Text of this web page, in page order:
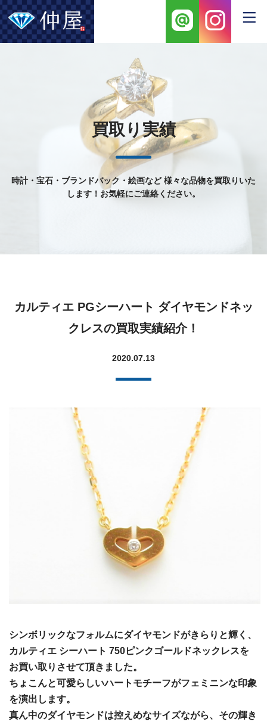
買取り実績
時計・宝石・ブランドバック・絵画など様々な品物を買取りいた
します！お気軽にご連絡ください。
カルティエ PGシーハート ダイヤモンドネッ
クレスの買取実績紹介！
2020.07.13
シンボリックなフォルムにダイヤモンドがきらりと輝く、
カルティエ シーハート 750ピンクゴールドネックレスを
お買い取りさせて頂きました。
ちょこんと可愛らしいハートモチーフがフェミニンな印象
を演出します。
真ん中のダイヤモンドは控えめなサイズながら、その輝き